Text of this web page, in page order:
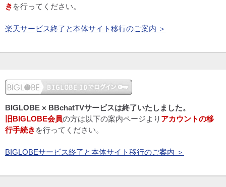
き を行ってください。
楽天サービス終了と本体サイト移行のご案内 ＞
BIGLOBE × BBchatTVサービスは終了いたしました。
旧BIGLOBE会員の方は以下の案内ページより アカウントの移
行手続き を行ってください。
BIGLOBEサービス終了と本体サイト移行のご案内 ＞